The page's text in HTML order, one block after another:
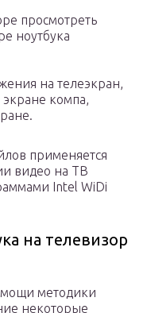
просмотреть
ноутбука
на телеэкран,
компа,
применяется
видео на ТВ
Intel WiDi
на телевизор
методики
некоторые